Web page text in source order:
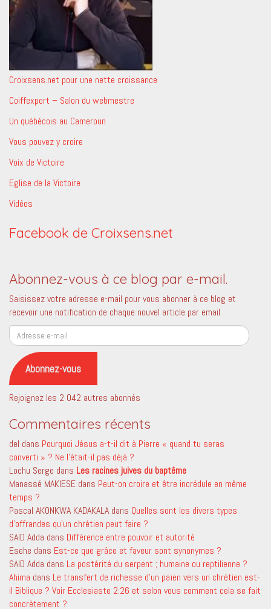
Croixsens.net pour une nette croissance
Coiffexpert – Salon du webmestre
Un québécois au Cameroun
Vous pouvez y croire
Voix de Victoire
Eglise de la Victoire
Vidéos
Facebook de Croixsens.net
Abonnez-vous à ce blog par e-mail.
Saisissez votre adresse e-mail pour vous abonner à ce blog et
recevoir une notification de chaque nouvel article par email.
Adresse
e-
mail
Abonnez-vous
Rejoignez les 2 042 autres abonnés
Commentaires récents
del dans Pourquoi Jésus a-t-il dit à Pierre « quand tu seras
converti » ? Ne l’était-il pas déjà ?
Lochu Serge dans Les racines juives du baptême
Manassé MAKIESE dans Peut-on croire et être incrédule en même
temps ?
Pascal AKONKWA KADAKALA dans Quelles sont les divers types
d’offrandes qu’un chrétien peut faire ?
SAID Adda dans Différence entre pouvoir et autorité
Esehe dans Est-ce que grâce et faveur sont synonymes ?
SAID Adda dans La postérité du serpent ; humaine ou reptilienne ?
Ahima dans Le transfert de richesse d’un païen vers un chrétien est-
il Biblique ? Voir Ecclesiaste 2:26 et selon vous comment cela se fait
concrètement ?